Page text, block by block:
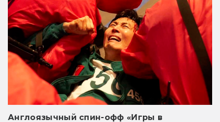
Англоязычный спин-офф «Игры в